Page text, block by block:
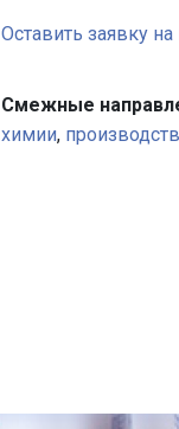
Оставить заявку
Смежные
химии,